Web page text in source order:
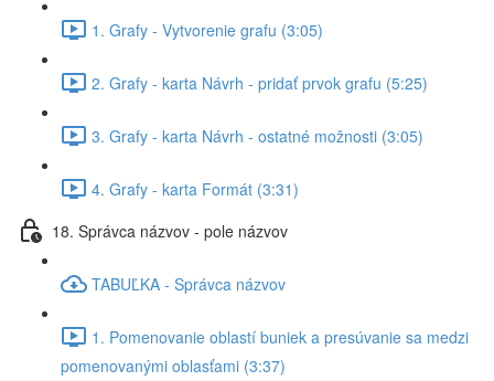
1. Grafy - Vytvorenie grafu (3:05)
2. Grafy - karta Návrh - pridať prvok grafu (5:25)
3. Grafy - karta Návrh - ostatné možnosti (3:05)
4. Grafy - karta Formát (3:31)
18. Správca názvov - pole názvov
TABUĽKA - Správca názvov
1. Pomenovanie oblastí buniek a presúvanie sa medzi
pomenovanými oblasťami (3:37)